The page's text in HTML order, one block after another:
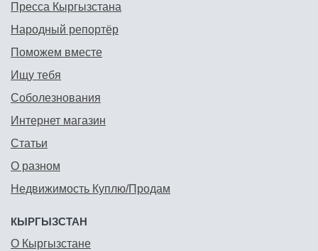
Пресса Кыргызстана
Народный репортёр
Поможем вместе
Ищу тебя
Соболезнования
Интернет магазин
Статьи
О разном
Недвижимость Куплю/Продам
КЫРГЫЗСТАН
О Кыргызстане